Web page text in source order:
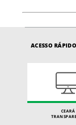
ACESSO RÁPIDO
CEARÁ